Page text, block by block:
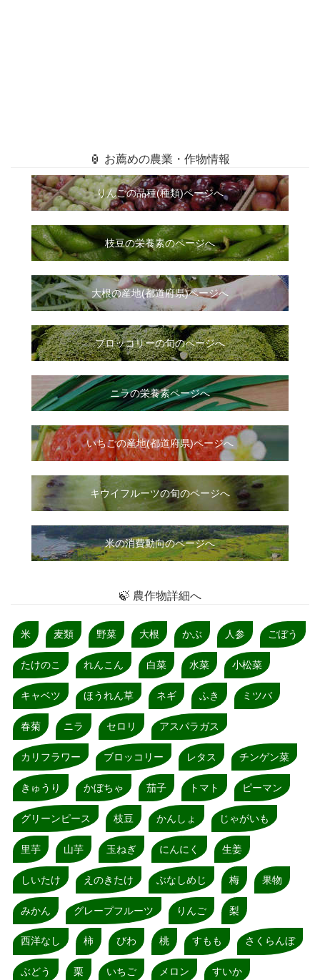
🏮 お薦めの農業・作物情報
りんごの品種(種類)ページへ
枝豆の栄養素のページへ
大根の産地(都道府県)ページへ
ブロッコリーの旬のページへ
ニラの栄養素ページへ
いちごの産地(都道府県)ページへ
キウイフルーツの旬のページへ
米の消費動向のページへ
🍃 農作物詳細へ
米 麦類 野菜 大根 かぶ 人参 ごぼう
たけのこ れんこん 白菜 水菜 小松菜
キャベツ ほうれん草 ネギ ふき ミツバ
春菊 ニラ セロリ アスパラガス
カリフラワー ブロッコリー レタス チンゲン菜
きゅうり かぼちゃ 茄子 トマト ピーマン
グリーンピース 枝豆 かんしょ じゃがいも
里芋 山芋 玉ねぎ にんにく 生姜
しいたけ えのきたけ ぶなしめじ 梅 果物
みかん グレープフルーツ りんご 梨
西洋なし 柿 びわ 桃 すもも さくらんぼ
ぶどう 栗 いちご メロン すいか